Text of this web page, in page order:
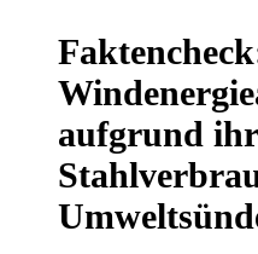
aufgrund